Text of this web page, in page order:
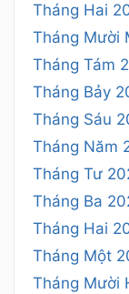
Tháng Hai
Tháng Mười
Tháng Tám
Tháng Bảy
Tháng Sáu
Tháng Năm
Tháng Tư
Tháng Ba
Tháng Hai
Tháng Một
Tháng Mười